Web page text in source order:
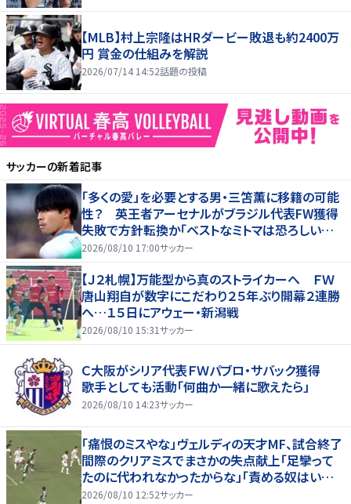
【MLB】村上宗隆はHRダービー敗退も約2400万
円 賞金の仕組みを解説
2026/07/14 14:52話題の投稿
サッカーの新着記事
「多くの愛」を必要とする男・三笘薫に移籍の可能
性？ 英王者アーセナルがブラジル代表FW獲得
失敗で方針転換か「ベストなミトマは恐ろしいほ
ど優れている」
2026/08/10 17:00サッカー
【Ｊ２札幌】万能型から真のストライカーへ ＦＷ
唐山翔自が数字にこだわり２５年ぶり開幕２連勝
へ…１５日にアウェー・新潟戦
2026/08/10 15:31サッカー
Ｃ大阪がシリア代表ＦＷパブロ・サバック獲得
歌手としても活動「何曲か一緒に歌えたら」
2026/08/10 14:23サッカー
「痛恨のミスやな」ヴェルディの天才MF、試合終了
間際のクリアミスでまさかの失点献上「足攣って
たのに代われなかったからな」「責める奴はいね
ーだろ」ファンからは擁護の声
2026/08/10 12:52サッカー